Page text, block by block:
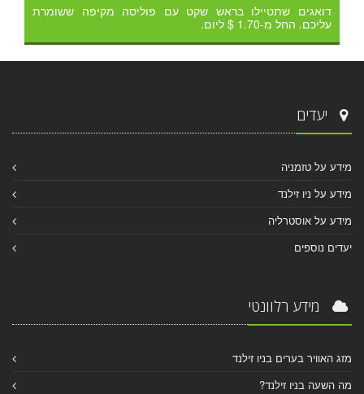
דואגים שתטיילו בראש שקט עם פוליסה מקיפה ששומרת
עליכם. החל מ-1.70 $ ליום.
יעדים
מידע על טזמניה
מידע על ניו זילנד
מידע על אוסטרליה
יעדים נוספים
מידע רלוונטי
מזג האוויר בערים בניו זילנד
מה השעה בניו זילנד?